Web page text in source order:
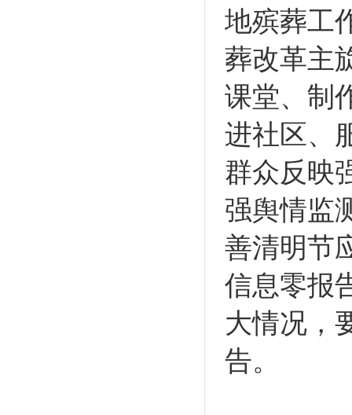
地殡葬工
葬改革主
课堂、制
进社区、
群众反映
强舆情监
善清明节
信息零报
大情况，
告。